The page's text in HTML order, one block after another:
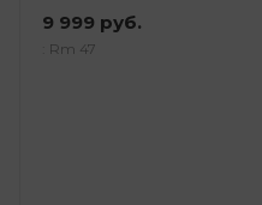
9 999 руб.
: Rm 47